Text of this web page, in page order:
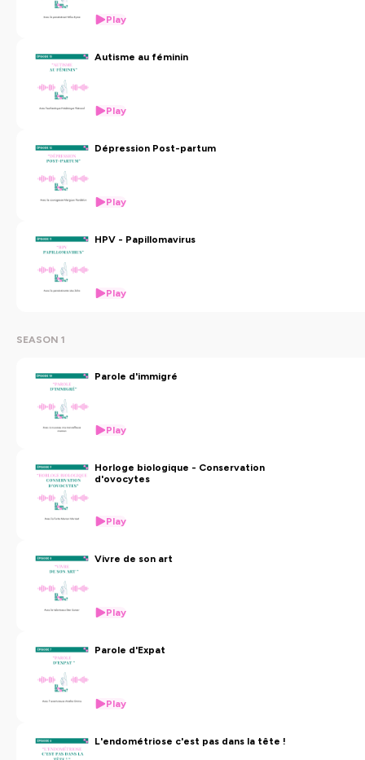
Play
Autisme au féminin
Play
Dépression Post-partum
Play
HPV - Papillomavirus
Play
SEASON 1
Parole d'immigré
Play
Horloge biologique - Conservation
d'ovocytes
Play
Vivre de son art
Play
Parole d'Expat
Play
L'endométriose c'est pas dans la tête !